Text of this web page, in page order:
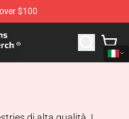
$100
Merchandise